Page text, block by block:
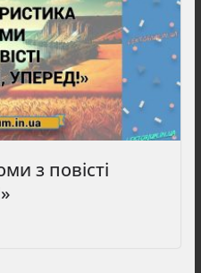
з повісті